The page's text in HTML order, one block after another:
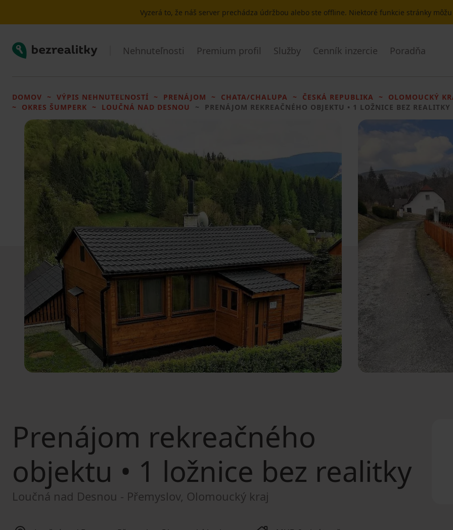
Vyzerá to, že náš server prechádza údržbou alebo ste offline. Niektoré funkcie stránky
Bezrealitky Nehnuteľnosti Premium profil Služby Cenník inzercie Poradňa
DOMOV VÝPIS NEHNUTEĽNOSTÍ PRENÁJOM CHATA/CHALUPA ČESKÁ REPUBLIKA
OLOMOUCKÝ
OKRES ŠUMPERK
LOUČNÁ NAD DESNOU PRENÁJOM REKREAČNÉHO OBJEKTU • 1 LOŽNICE BEZ REALITKY
Prenájom rekreačného
objektu • 1 ložnice bez realitky
Loučná nad Desnou - Přemyslov, Olomoucký kraj